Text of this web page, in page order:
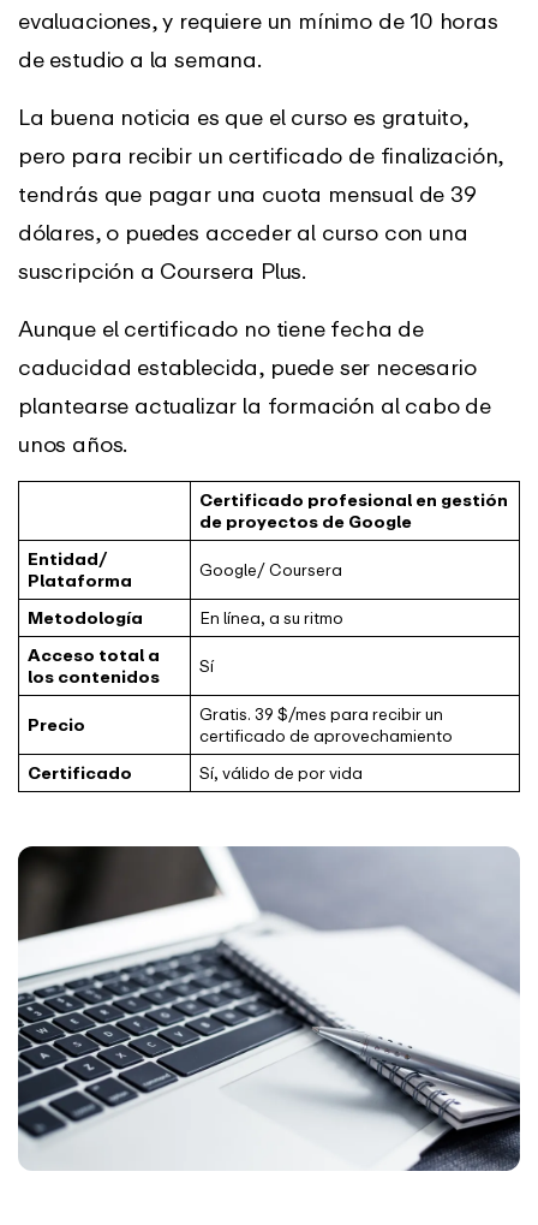
evaluaciones, y requiere un mínimo de 10 horas
de estudio a la semana.
La buena noticia es que el curso es gratuito,
pero para recibir un certificado de finalización,
tendrás que pagar una cuota mensual de 39
dólares, o puedes acceder al curso con una
suscripción a Coursera Plus.
Aunque el certificado no tiene fecha de
caducidad establecida, puede ser necesario
plantearse actualizar la formación al cabo de
unos años.
Certificado profesional en gestión
de proyectos de Google
Entidad/
Plataforma
Google/ Coursera
Metodología
En línea, a su ritmo
Acceso total a
los contenidos
Sí
Precio
Gratis. 39 $/mes para recibir un
certificado de aprovechamiento
Certificado
Sí, válido de por vida